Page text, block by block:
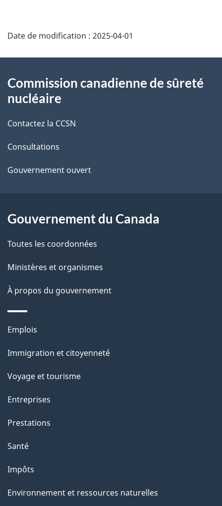
é
a
i
l
s
d
l
a
g
e
Date de modification : 2025-04-01
propos
de
ce
site
Commission canadienne de sûreté
nucléaire
Contactez la CCSN
Consultations
Gouvernement ouvert
Gouvernement du Canada
Toutes les coordonnées
Ministères et organismes
À propos du gouvernement
Thèmes
sujets
Emplois
Immigration et citoyenneté
Voyage et tourisme
Entreprises
Prestations
Santé
Impôts
Environnement et ressources naturelles